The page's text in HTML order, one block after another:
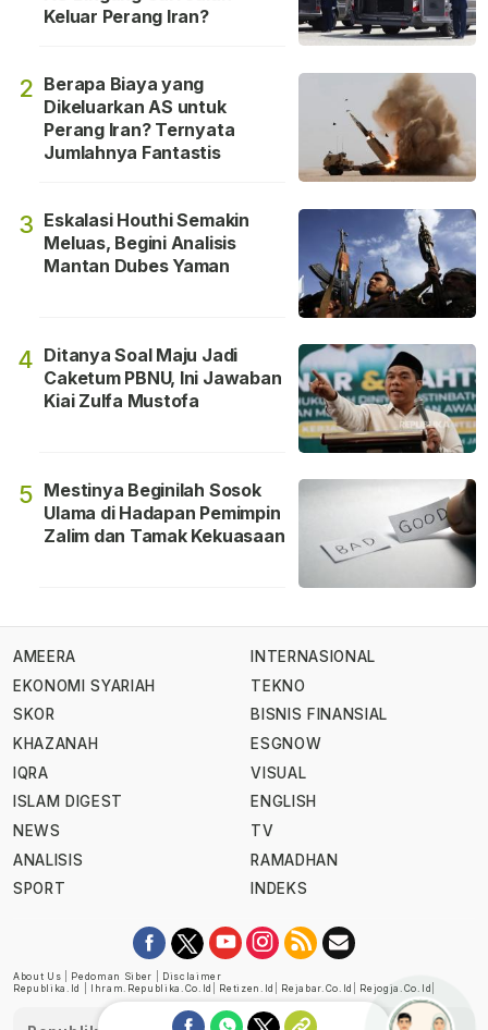
Keluar Perang Iran?
2 Berapa Biaya yang
Dikeluarkan AS untuk
Perang Iran? Ternyata
Jumlahnya Fantastis
3 Eskalasi Houthi Semakin
Meluas, Begini Analisis
Mantan Dubes Yaman
4 Ditanya Soal Maju Jadi
Caketum PBNU, Ini Jawaban
Kiai Zulfa Mustofa
5 Mestinya Beginilah Sosok
Ulama di Hadapan Pemimpin
Zalim dan Tamak Kekuasaan
AMEERA
EKONOMI SYARIAH
SKOR
KHAZANAH
IQRA
ISLAM DIGEST
NEWS
ANALISIS
SPORT
INTERNASIONAL
TEKNO
BISNIS FINANSIAL
ESGNOW
VISUAL
ENGLISH
TV
RAMADHAN
INDEKS
About Us Pedoman Siber
Disclaimer
Republika.id
Ihram.republika.co.id Retizen.id Rejabar.co.id Rejogja.co.id